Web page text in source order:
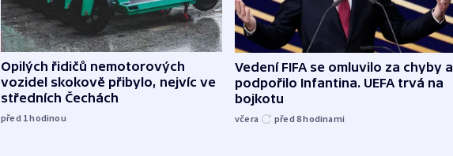
Opilých řidičů nemotorových
vozidel skokově přibylo, nejvíc ve
středních Čechách
před 1hodinou
Vedení FIFA se omluvilo za chyby a
podpořilo Infantina. UEFA trvá na
bojkotu
včera před 8hodinami